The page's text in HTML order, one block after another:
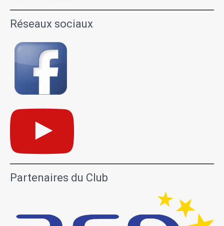
Réseaux sociaux
Partenaires du Club